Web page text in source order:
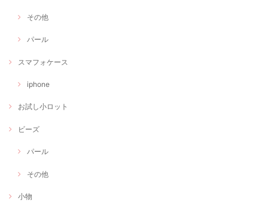
その他
パール
スマフォケース
iphone
お試し小ロット
ビーズ
パール
その他
小物